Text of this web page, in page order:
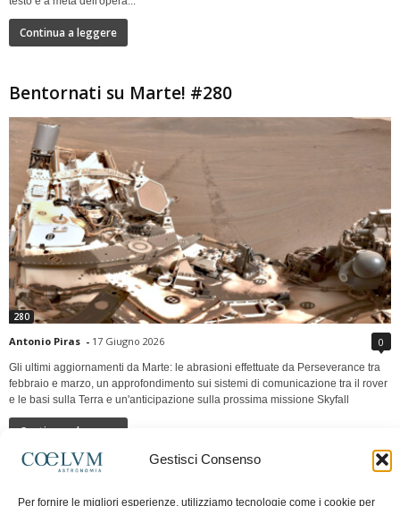
Gestisci Consenso
Per fornire le migliori esperienze, utilizziamo tecnologie come i cookie per
Continua a leggere
Bentornati su Marte! #280
280
Antonio Piras - 17 Giugno 2026 0
Gli ultimi aggiornamenti da Marte: le abrasioni effettuate da Perseverance tra
febbraio e marzo, un approfondimento sui sistemi di comunicazione tra il rover
e le basi sulla Terra e un'anticipazione sulla prossima missione Skyfall
Continua a leggere